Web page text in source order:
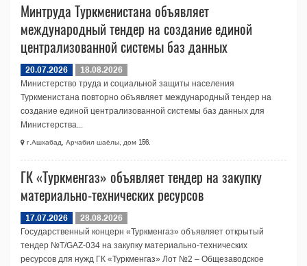
Минтруда Туркменистана объявляет
международный тендер на создание единой
централизованной системы баз данных
20.07.2026
18.08.2026
Министерство труда и социальной защиты населения
Туркменистана повторно объявляет международный тендер на
создание единой централизованной системы баз данных для
Министерства...
г.Ашхабад, Арчабил шаёлы, дом 156.
ГК «Туркменгаз» объявляет тендер на закупку
материально-технических ресурсов
17.07.2026
28.08.2026
Государственный концерн «Туркменгаз» объявляет открытый
тендер №T/GAZ-034 на закупку материально-технических
ресурсов для нужд ГК «Туркменгаз» Лот №2 – Общезаводское